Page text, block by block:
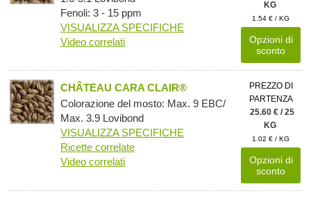
Fenoli: 3 - 15 ppm
VISUALIZZA SPECIFICHE
Video correlati
KG
1.54 € / KG
Opzioni di
sconto
CHÂTEAU CARA CLAIR®
Colorazione del mosto: Max. 9 EBC/
Max. 3.9 Lovibond
VISUALIZZA SPECIFICHE
Ricette correlate
Video correlati
PREZZO DI
PARTENZA
25.60 € / 25
KG
1.02 € / KG
Opzioni di
sconto